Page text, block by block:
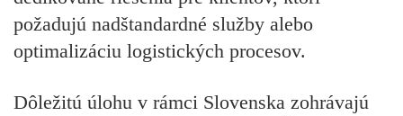
požadujú nadštandardné služby alebo
optimalizáciu logistických procesov.
Dôležitú úlohu v rámci Slovenska zohrávajú